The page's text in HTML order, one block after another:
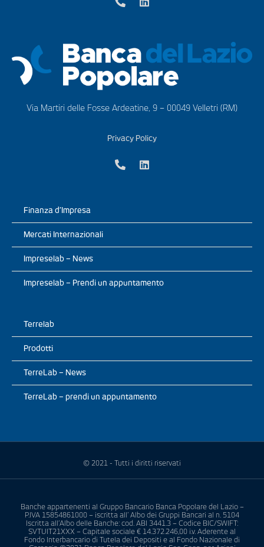
Via Martiri delle Fosse Ardeatine, 9 – 00049 Velletri (RM)
Privacy Policy
Finanza d’Impresa
Mercati Internazionali
Impreselab – News
Impreselab – Prendi un appuntamento
Terrelab
Prodotti
TerreLab – News
TerreLab – prendi un appuntamento
© 2021 - Tutti i diritti riservati
Banche appartenenti al Gruppo Bancario Banca Popolare del Lazio –
P.IVA 15854861000 – iscritta all’ Albo dei Gruppi Bancari al n. 5104
Iscritta all’Albo delle Banche: cod. ABI 3441.3 – Codice BIC/SWIFT:
SVTUIT21XXX – Capitale sociale € 14.372.246,00 i.v. Aderente al
Fondo Interbancario di Tutela dei Depositi e al Fondo Nazionale di